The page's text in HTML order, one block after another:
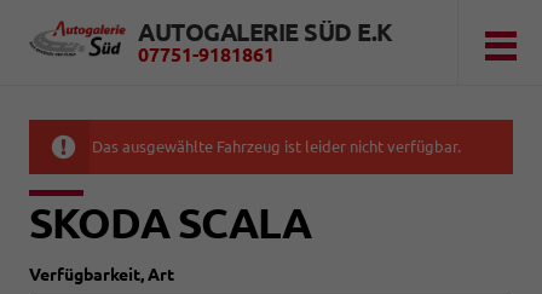
AUTOGALERIE SÜD E.K
07751-9181861
Das ausgewählte Fahrzeug ist leider nicht verfügbar.
SKODA SCALA
Verfügbarkeit, Art